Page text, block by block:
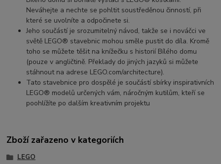
Neváhejte a nechte se pohltit soustředěnou činností, při
které se uvolníte a odpočinete si.
Jeho součástí je srozumitelný návod, takže se i nováčci ve
světě LEGO® stavebnic mohou směle pustit do díla. Kromě
toho se můžete těšit na knížečku s historií Bílého domu
(pouze v angličtině. Překlady do jiných jazyků si můžete
stáhnout na adrese LEGO.com/architecture).
Tato stavebnice pro dospělé je součástí sbírky inspirativních
LEGO® modelů určených vám, náročným kutilům, kteří se
poohlížíte po dalším kreativním projektu
Zboží zařazeno v kategoriích
LEGO